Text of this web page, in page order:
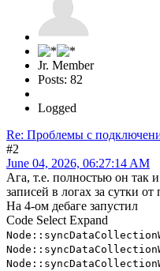
Jr. Member
Posts: 82
Logged
Re: Проблемы с
#2
June 04, 2026, 06:27:14 AM
Ага, т.е. полностью он так
записей в логах за сутки от
На 4-ом дебаге запустил
Code Select Expand